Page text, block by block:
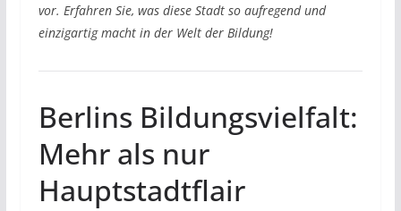
vor. Erfahren Sie, was diese Stadt so aufregend und
einzigartig macht in der Welt der Bildung!
Berlins Bildungsvielfalt:
Mehr als nur
Hauptstadtflair